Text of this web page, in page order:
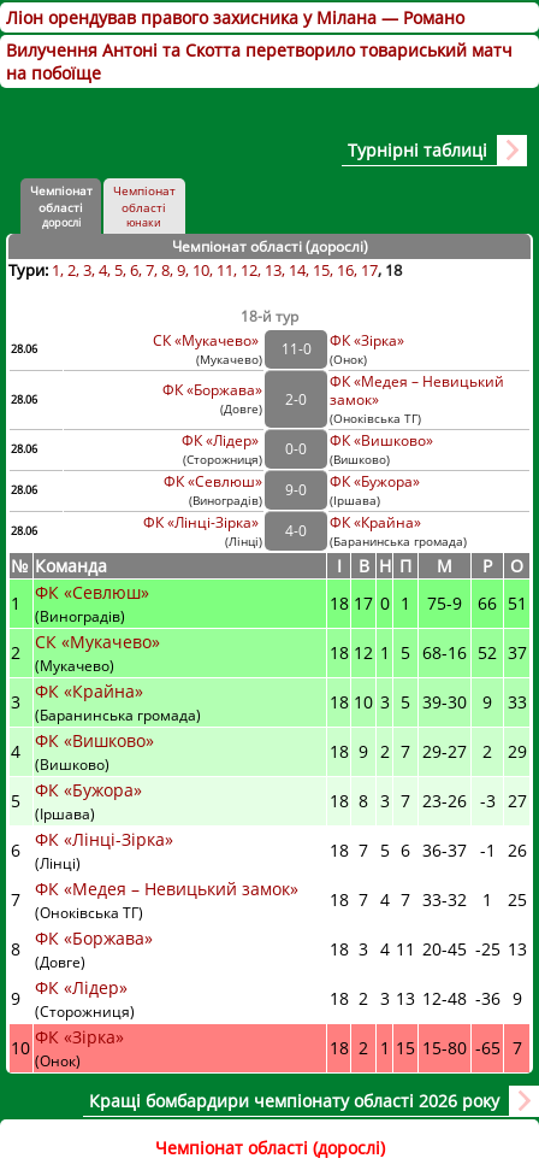
Ліон орендував правого захисника у Мілана — Романо
Вилучення Антоні та Скотта перетворило товариський матч
на побоїще
Турнірні таблиці
Чемпіонат
області
дорослі
Чемпіонат
області
юнаки
Чемпіонат області (дорослі)
Тури: 1 2 3 4 5 6 7 8 9 10 11 12 13 14 15 16 17 18
18-й тур
28.06 СК «Мукачево»
(Мукачево)
11-0 ФК «Зірка»
(Онок)
28.06
ФК «Боржава»
(Довге)
2-0
ФК «Медея – Невицький
замок»
(Оноківська ТГ)
28.06
ФК «Лідер»
(Сторожниця)
0-0 ФК «Вишково»
(Вишково)
28.06
ФК «Севлюш»
(Виноградів)
9-0 ФК «Бужора»
(Іршава)
28.06
ФК «Лінці-Зірка»
(Лінці)
4-0 ФК «Крайна»
(Баранинська громада)
№ Команда I В Н П М Р
О
1
ФК «Севлюш»
(Виноградів)
18 17 0 1 75-9 66 51
2 СК «Мукачево»
(Мукачево)
18 12 1 5 68-16 52 37
3 ФК «Крайна»
(Баранинська громада)
18 10 3 5 39-30 9 33
4 ФК «Вишково»
(Вишково)
18 9 2 7 29-27 2 29
5 ФК «Бужора»
(Іршава)
18 8 3 7 23-26 -3 27
6 ФК «Лінці-Зірка»
(Лінці)
18 7 5 6 36-37 -1 26
7 ФК «Медея – Невицький замок»
(Оноківська ТГ)
18 7 4 7 33-32 1 25
8 ФК «Боржава»
(Довге)
18 3 4 11 20-45 -25 13
9 ФК «Лідер»
(Сторожниця)
18 2 3 13 12-48 -36 9
10 ФК «Зірка»
(Онок)
18 2 1 15 15-80 -65 7
Кращі бомбардири чемпіонату області 2026 року
Чемпіонат області (дорослі)